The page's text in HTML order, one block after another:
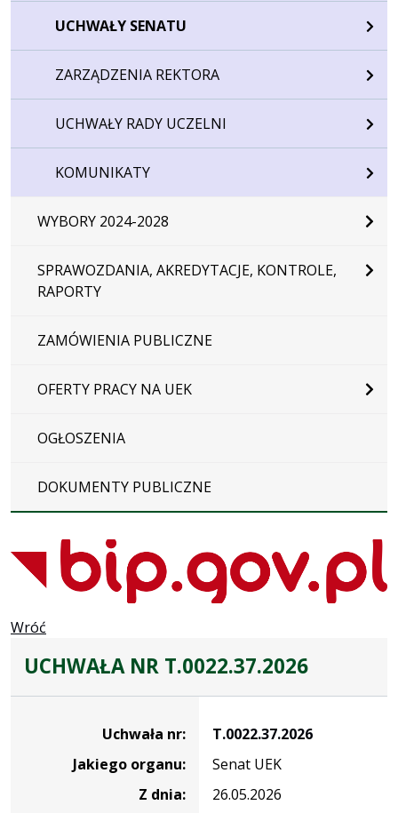
UCHWAŁY SENATU
ZARZĄDZENIA REKTORA
UCHWAŁY RADY UCZELNI
KOMUNIKATY
WYBORY 2024-2028
SPRAWOZDANIA, AKREDYTACJE, KONTROLE,
RAPORTY
ZAMÓWIENIA PUBLICZNE
OFERTY PRACY NA UEK
OGŁOSZENIA
DOKUMENTY PUBLICZNE
Wróć
UCHWAŁA NR T.0022.37.2026
T.0022.37.2026
Uchwała nr:
T.0022.37.2026
Jakiego organu:
Senat UEK
Z dnia:
26.05.2026